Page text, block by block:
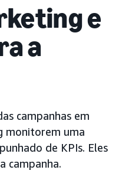
e
a
campanhas em
monitorem uma
de KPIs. Eles
campanha.